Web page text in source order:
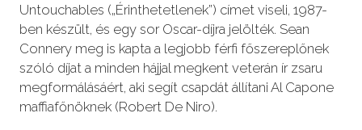
Untouchables („Érinthetetlenek”) címet viseli, 1987-
ben készült, és egy sor Oscar-díjra jelölték. Sean
Connery meg is kapta a legjobb férfi főszereplőnek
szóló díjat a minden hájjal megkent veterán ír zsaru
megformálásáért, aki segít csapdát állítani Al Capone
maffiafőnöknek (Robert De Niro).